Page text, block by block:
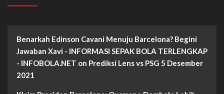
Benarkah Edinson Cavani Menuju Barcelona? Begini
Jawaban Xavi - INFORMASI SEPAK BOLA TERLENGKAP
- INFOBOLA.NET on Prediksi Lens vs PSG 5 Desember
2021